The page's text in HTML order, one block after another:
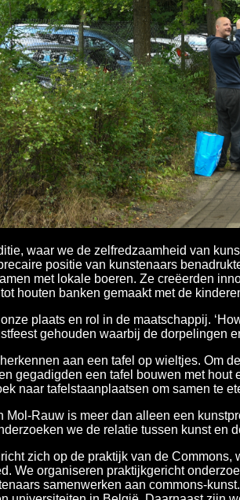
waar we de zelfredzaamheid van
positie van kunstenaars
met lokale boeren. Ze creëerden
houten banken gemaakt met de
plaats en rol in de maatschappij.
gehouden waarbij de dorpelingen
aan een tafel op wieltjes. Om
gegadigden een tafel bouwen met
naar tafelstaanplaatsen om samen te
Mol-Rauw is meer dan alleen een
we de relatie tussen kunst en
zich op de praktijk van de
We organiseren praktijkgericht
samenwerken aan commons-